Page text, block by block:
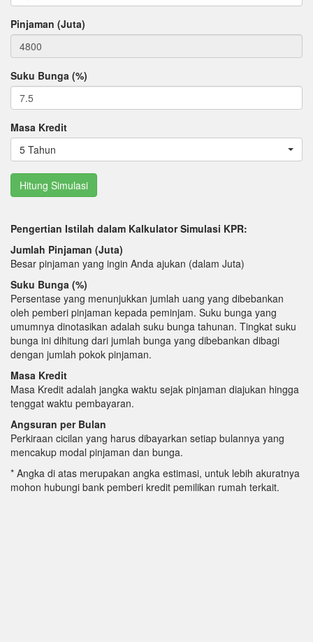
Pinjaman (Juta)
Suku Bunga (%)
Masa Kredit
5 Tahun
Pengertian Istilah dalam Kalkulator Simulasi KPR:
Jumlah Pinjaman (Juta)
Besar pinjaman yang ingin Anda ajukan (dalam Juta)
Suku Bunga (%)
Persentase yang menunjukkan jumlah uang yang dibebankan
oleh pemberi pinjaman kepada peminjam. Suku bunga yang
umumnya dinotasikan adalah suku bunga tahunan. Tingkat suku
bunga ini dihitung dari jumlah bunga yang dibebankan dibagi
dengan jumlah pokok pinjaman.
Masa Kredit
Masa Kredit adalah jangka waktu sejak pinjaman diajukan hingga
tenggat waktu pembayaran.
Angsuran per Bulan
Perkiraan cicilan yang harus dibayarkan setiap bulannya yang
mencakup modal pinjaman dan bunga.
* Angka di atas merupakan angka estimasi, untuk lebih akuratnya
mohon hubungi bank pemberi kredit pemilikan rumah terkait.